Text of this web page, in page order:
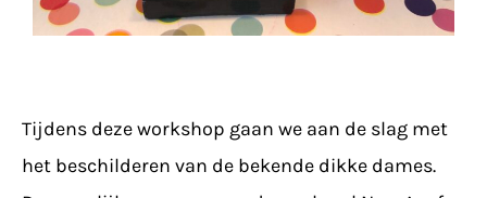
Tijdens deze workshop gaan we aan de slag met
het beschilderen van de bekende dikke dames.